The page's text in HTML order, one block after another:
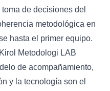
de decisiones del
metodológica en
hasta el primer equipo.
Metodologi LAB
de acompañamiento,
y la tecnología son el